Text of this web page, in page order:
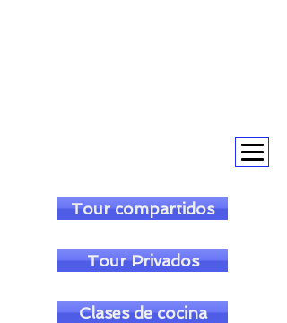
Tour compartidos
Tour Privados
Clases de cocina